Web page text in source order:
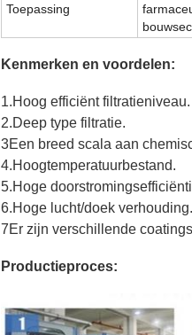
Toepassing
Kenmerken en voordelen:
1.Hoog efficiënt filtratieniveau.
2.Deep type filtratie.
3Een breed scala aan
4.Hoogtemperatuurbestand.
5.Hoge
6.Hoge lucht/doek verhouding.
7Er zijn verschillende
Productieproces: